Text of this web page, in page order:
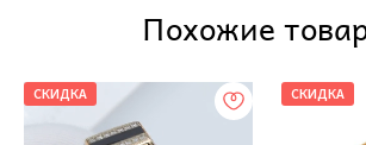
Похожие
СКИДКА СКИДКА